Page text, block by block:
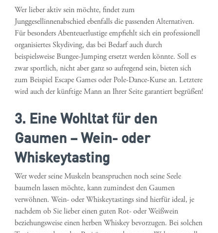
Wer lieber aktiv sein möchte, findet zum
Junggesellinnenabschied ebenfalls die passenden Alternativen.
Für besonders Abenteuerlustige empfiehlt sich ein professionell
organisiertes Skydiving, das bei Bedarf auch durch
beispielsweise Bungee-Jumping ersetzt werden könnte. Soll es
zwar sportlich, nicht aber ganz so aufregend sein, bieten sich
zum Beispiel Escape Games oder Pole-Dance-Kurse an. Letztere
wird auch der künftige Mann an Ihrer Seite garantiert begrüßen!
3. Eine Wohltat für den
Gaumen – Wein- oder
Whiskeytasting
Wer weder seine Muskeln beanspruchen noch seine Seele
baumeln lassen möchte, kann zumindest den Gaumen
verwöhnen. Wein- oder Whiskeytastings sind hierfür ideal, je
nachdem ob Sie lieber einen guten Rot- oder Weißwein
beziehungsweise einen herben Whiskey bevorzugen. Bei solchen